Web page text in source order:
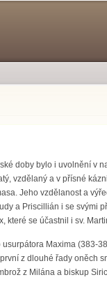
doby bylo i uvolnění v
vzdělaný a v přísné
Jeho vzdělanost a
a Priscillián i se svými
které se účastnil i sv.
Maxima (383-
z dlouhé řady oněch
z Milána a biskup